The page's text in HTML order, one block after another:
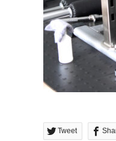
Tweet